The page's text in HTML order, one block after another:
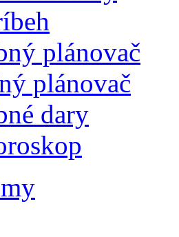
plánovač
plánovač
dary